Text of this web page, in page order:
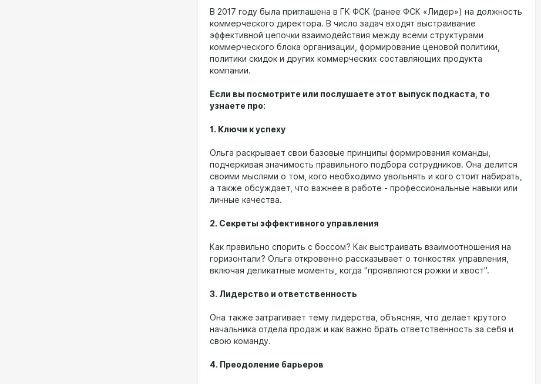
В 2017 году была приглашена в ГК ФСК (ранее ФСК «Лидер») на должность
коммерческого директора. В число задач входят выстраивание
эффективной цепочки взаимодействия между всеми структурами
коммерческого блока организации, формирование ценовой политики,
политики скидок и других коммерческих составляющих продукта
компании.
Если вы посмотрите или послушаете этот выпуск подкаста, то
узнаете про:
1. Ключи к успеху
Ольга раскрывает свои базовые принципы формирования команды,
подчеркивая значимость правильного подбора сотрудников. Она делится
своими мыслями о том, кого необходимо увольнять и кого стоит набирать,
а также обсуждает, что важнее в работе - профессиональные навыки или
личные качества.
2. Секреты эффективного управления
Как правильно спорить с боссом? Как выстраивать взаимоотношения на
горизонтали? Ольга откровенно рассказывает о тонкостях управления,
включая деликатные моменты, когда "проявляются рожки и хвост".
3. Лидерство и ответственность
Она также затрагивает тему лидерства, объясняя, что делает крутого
начальника отдела продаж и как важно брать ответственность за себя и
свою команду.
4. Преодоление барьеров